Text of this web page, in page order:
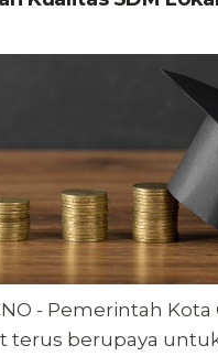
- Pemerintah Kota
terus berupaya